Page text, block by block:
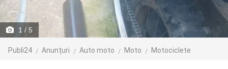
1 / 5
Publi24 Anunțuri Auto moto Moto Motociclete